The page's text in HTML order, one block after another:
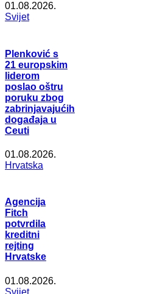
01.08.2026.
Svijet
Plenković s
21 europskim
liderom
poslao oštru
poruku zbog
zabrinjavajućih
događaja u
Ceuti
01.08.2026.
Hrvatska
Agencija
Fitch
potvrdila
kreditni
rejting
Hrvatske
01.08.2026.
Svijet